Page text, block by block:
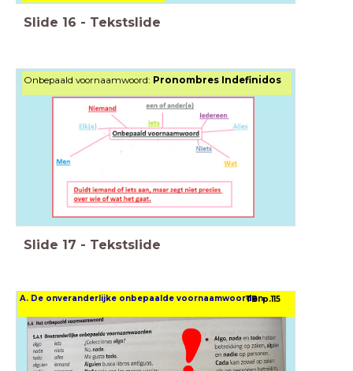
Slide 16 - Tekstslide
Onbepaald voornaamwoord: Pronombres Indefinidos
Slide 17 - Tekstslide
A. De onveranderlijke onbepaalde voornaamwoordenTB: p.115